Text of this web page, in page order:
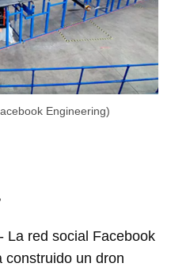
Engineering)
La red social Facebook
construido un dron